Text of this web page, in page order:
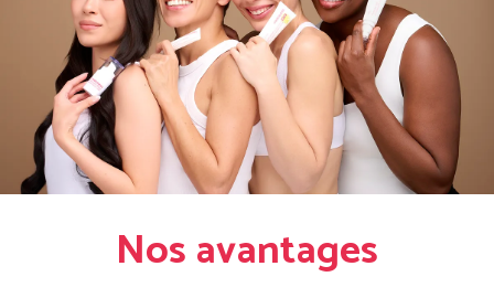
Nos avantages